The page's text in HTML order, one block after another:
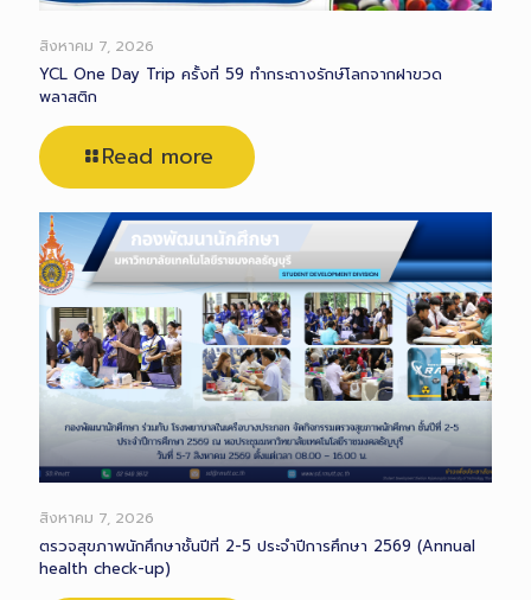
สิงหาคม 7, 2026
YCL One Day Trip ครั้งที่ 59 ทำกระถางรักษ์โลกจากฝาขวด
พลาสติก
Read more
สิงหาคม 7, 2026
ตรวจสุขภาพนักศึกษาชั้นปีที่ 2-5 ประจำปีการศึกษา 2569 (Annual
health check-up)